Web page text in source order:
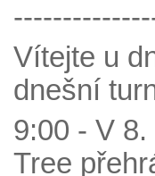
Vítejte u
dnešní
9:00 - V
Tree